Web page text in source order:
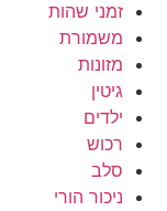
זמני שהות
משמורת
מזונות
גיטין
ילדים
רכוש
סלב
ניכור הורי